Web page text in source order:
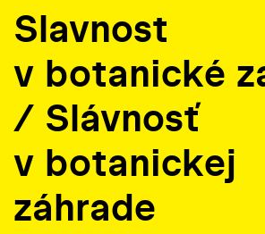
Slavnost
v botanické
/ Slávnosť
v botanickej
záhrade